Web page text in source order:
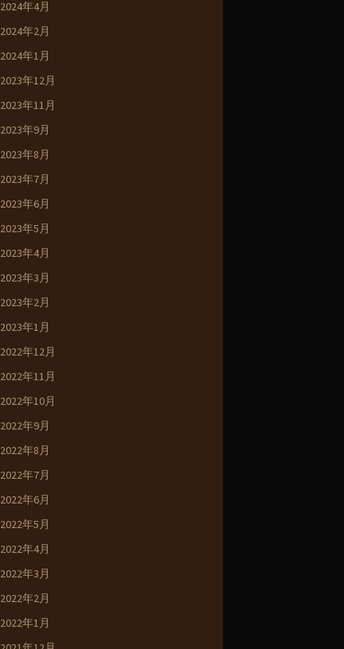
2024年4月
2024年2月
2024年1月
2023年12月
2023年11月
2023年9月
2023年8月
2023年7月
2023年6月
2023年5月
2023年4月
2023年3月
2023年2月
2023年1月
2022年12月
2022年11月
2022年10月
2022年9月
2022年8月
2022年7月
2022年6月
2022年5月
2022年4月
2022年3月
2022年2月
2022年1月